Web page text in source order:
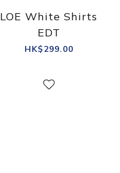
LOE White Shirts
EDT
HK$299.00